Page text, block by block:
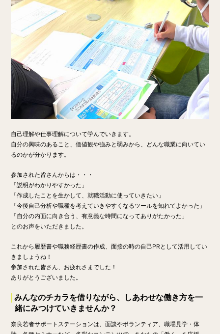
自己理解や仕事理解について学んでいきます。
自分の興味のあること、価値観や強みと弱みから、どんな職業に向いてい
るのかが分かります。
参加された皆さんからは・・・
「説明がわかりやすかった」
「作成したことを生かして、就職活動に使っていきたい」
「今後自己分析や職種を考えていきやすくなるツールを知れてよかった」
「自分の内面に向き合う、有意義な時間になってありがたかった」
とのお声をいただきました。
これから履歴書や職務経歴書の作成、面接の時の自己PRとして活用してい
きましょうね！
参加された皆さん、お疲れさまでした！
ありがとうございました。
みんなのチカラを借りながら、しあわせな働き方を一
緒にみつけていきませんか？
奈良若者サポートステーションは、面談やボランティア、職場見学・体